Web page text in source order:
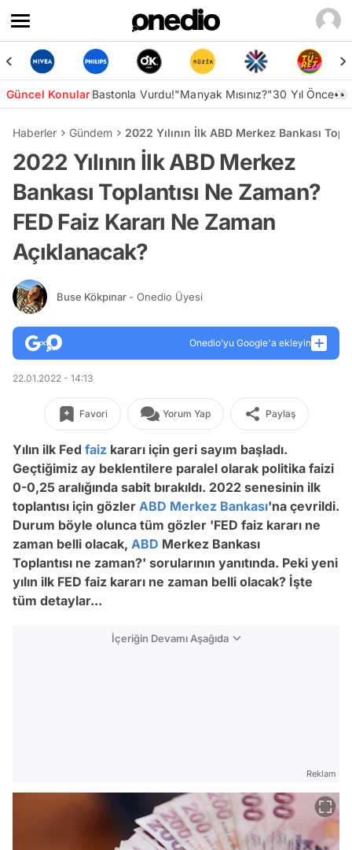
Güncel KonularBastonla Vurdu!"Manyak Mısınız?"30 Yıl Önce👀
Haberler Gündem 2022 Yılının İlk ABD Merkez Bankası
2022 Yılının İlk ABD Merkez
Bankası Toplantısı Ne Zaman?
FED Faiz Kararı Ne Zaman
Açıklanacak?
Buse Kökpınar - Onedio Üyesi
Onedio’yu Google'a ekleyin
22.01.2022 - 14:13
Favori Yorum Yap Paylaş
Yılın ilk Fed faiz kararı için geri sayım başladı.
Geçtiğimiz ay beklentilere paralel olarak politika faizi
0-0,25 aralığında sabit bırakıldı. 2022 senesinin ilk
toplantısı için gözler ABD Merkez Bankası'na çevrildi.
Durum böyle olunca tüm gözler 'FED faiz kararı ne
zaman belli olacak, ABD Merkez Bankası
Toplantısı ne zaman?' sorularının yanıtında. Peki yeni
yılın ilk FED faiz kararı ne zaman belli olacak? İşte
tüm detaylar...
İçeriğin Devamı Aşağıda
Reklam